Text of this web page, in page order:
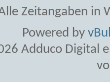
Zeitangaben in
Powered by
Adduco Digital